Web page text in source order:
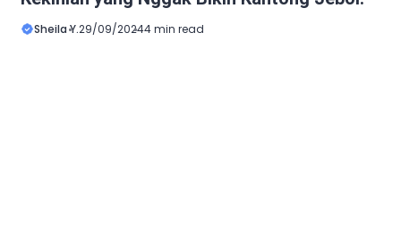
Sheila Y.29/09/20244 min read